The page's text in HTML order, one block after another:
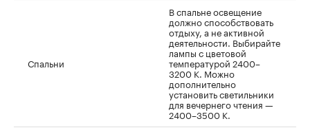
Спальни
В спальне освещение
должно способствовать
отдыху, а не активной
деятельности. Выбирайте
лампы с цветовой
температурой 2400–
3200 К. Можно
дополнительно
установить светильники
для вечернего чтения —
2400–3500 К.